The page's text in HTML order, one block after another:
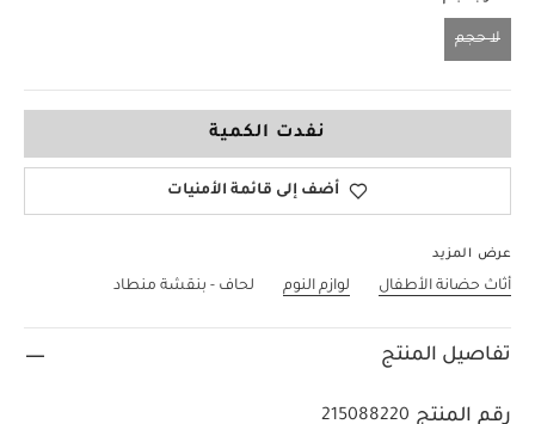
لا حجم
نفدت الكمية
أضف إلى قائمة الأمنيات
عرض المزيد
أثاث حضانة الأطفال لوازم النوم لحاف - بنقشة منطاد
تفاصيل المنتج
رقم المنتج 215088220